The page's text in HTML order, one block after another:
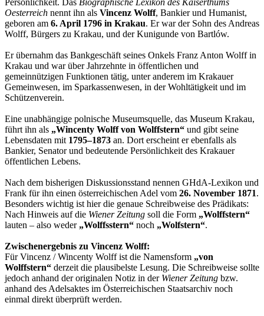
Persönlichkeit. Das Biographische Lexikon des Kaiserthums
Oesterreich nennt ihn als Vincenz Wolff, Bankier und Humanist,
geboren am 6. April 1796 in Krakau. Er war der Sohn des Andreas
Wolff, Bürgers zu Krakau, und der Kunigunde von Bartlów.
Er übernahm das Bankgeschäft seines Onkels Franz Anton Wolff in
Krakau und war über Jahrzehnte in öffentlichen und
gemeinnützigen Funktionen tätig, unter anderem im Krakauer
Gemeinwesen, im Sparkassenwesen, in der Wohltätigkeit und im
Schützenverein.
Eine unabhängige polnische Museumsquelle, das Museum Krakau,
führt ihn als „Wincenty Wolff von Wolffstern“ und gibt seine
Lebensdaten mit 1795–1873 an. Dort erscheint er ebenfalls als
Bankier, Senator und bedeutende Persönlichkeit des Krakauer
öffentlichen Lebens.
Nach dem bisherigen Diskussionsstand nennen GHdA-Lexikon und
Frank für ihn einen österreichischen Adel vom 26. November 1871.
Besonders wichtig ist hier die genaue Schreibweise des Prädikats:
Nach Hinweis auf die Wiener Zeitung soll die Form „Wolffstern“
lauten – also weder „Wolffsstern“ noch „Wolfstern“.
Zwischenergebnis zu Vincenz Wolff:
Für Vincenz / Wincenty Wolff ist die Namensform „von
Wolffstern“ derzeit die plausibelste Lesung. Die Schreibweise sollte
jedoch anhand der originalen Notiz in der Wiener Zeitung bzw.
anhand des Adelsaktes im Österreichischen Staatsarchiv noch
einmal direkt überprüft werden.